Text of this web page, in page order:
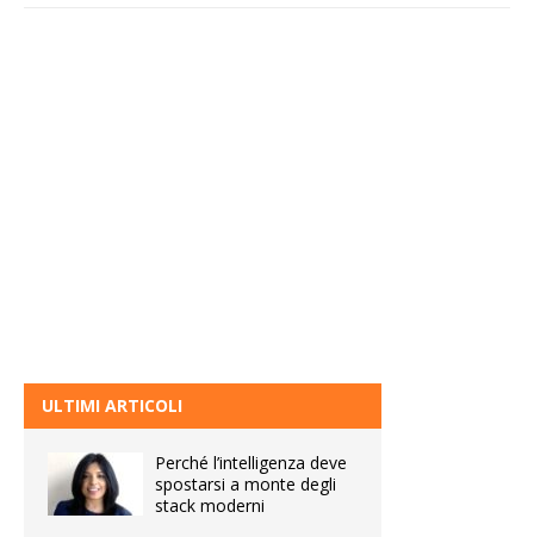
ULTIMI ARTICOLI
Perché l’intelligenza deve
spostarsi a monte degli
stack moderni